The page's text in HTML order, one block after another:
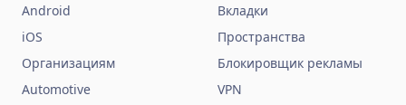
Android
iOS
Организациям
Automotive
Вкладки
Пространства
Блокировщик рекламы
VPN